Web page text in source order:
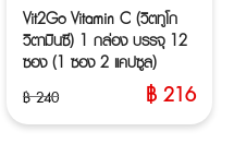
Vit2Go Vitamin C (วิตทูโก
วิตามินซี) 1 กล่อง บรรจุ 12
ซอง (1 ซอง 2 แคปซูล)
฿240
Original
฿216
Current